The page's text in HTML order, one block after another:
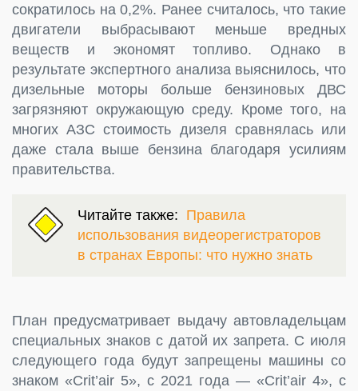
сократилось на 0,2%. Ранее считалось, что такие
двигатели выбрасывают меньше вредных
веществ и экономят топливо. Однако в
результате экспертного анализа выяснилось, что
дизельные моторы больше бензиновых ДВС
загрязняют окружающую среду. Кроме того, на
многих АЗС стоимость дизеля сравнялась или
даже стала выше бензина благодаря усилиям
правительства.
Читайте также: Правила
использования видеорегистраторов
в странах Европы: что нужно знать
План предусматривает выдачу автовладельцам
специальных знаков с датой их запрета. С июля
следующего года будут запрещены машины со
знаком «Crit’air 5», с 2021 года — «Crit’air 4», с